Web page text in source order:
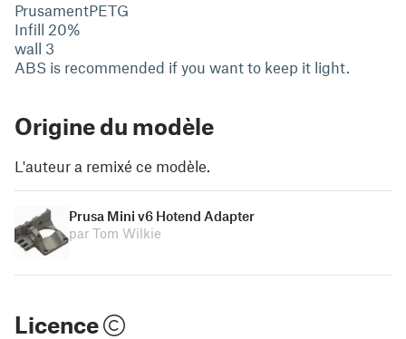
PrusamentPETG
Infill 20%
wall 3
ABS is recommended if you want to keep it light.
Origine du modèle
L'auteur a remixé ce modèle.
Prusa Mini v6 Hotend Adapter
par Tom Wilkie
Licence